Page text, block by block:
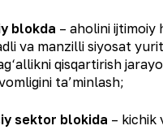
blokda – aholini ijtimoiy
va manzilli siyosat
qisqartirish
ta’minlash;
sektor blokida – kichik